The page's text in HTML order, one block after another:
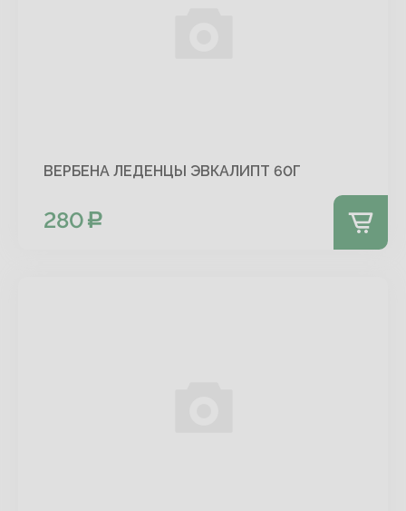
ВЕРБЕНА ЛЕДЕНЦЫ ЭВКАЛИПТ 60Г
280